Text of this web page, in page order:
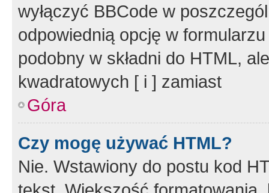
wyłączyć BBCode w
odpowiednią opcję w
podobny w składni do HTML,
kwadratowych [ i ] zamiast
Góra
Czy mogę używać HTML?
Nie. Wstawiony do postu kod